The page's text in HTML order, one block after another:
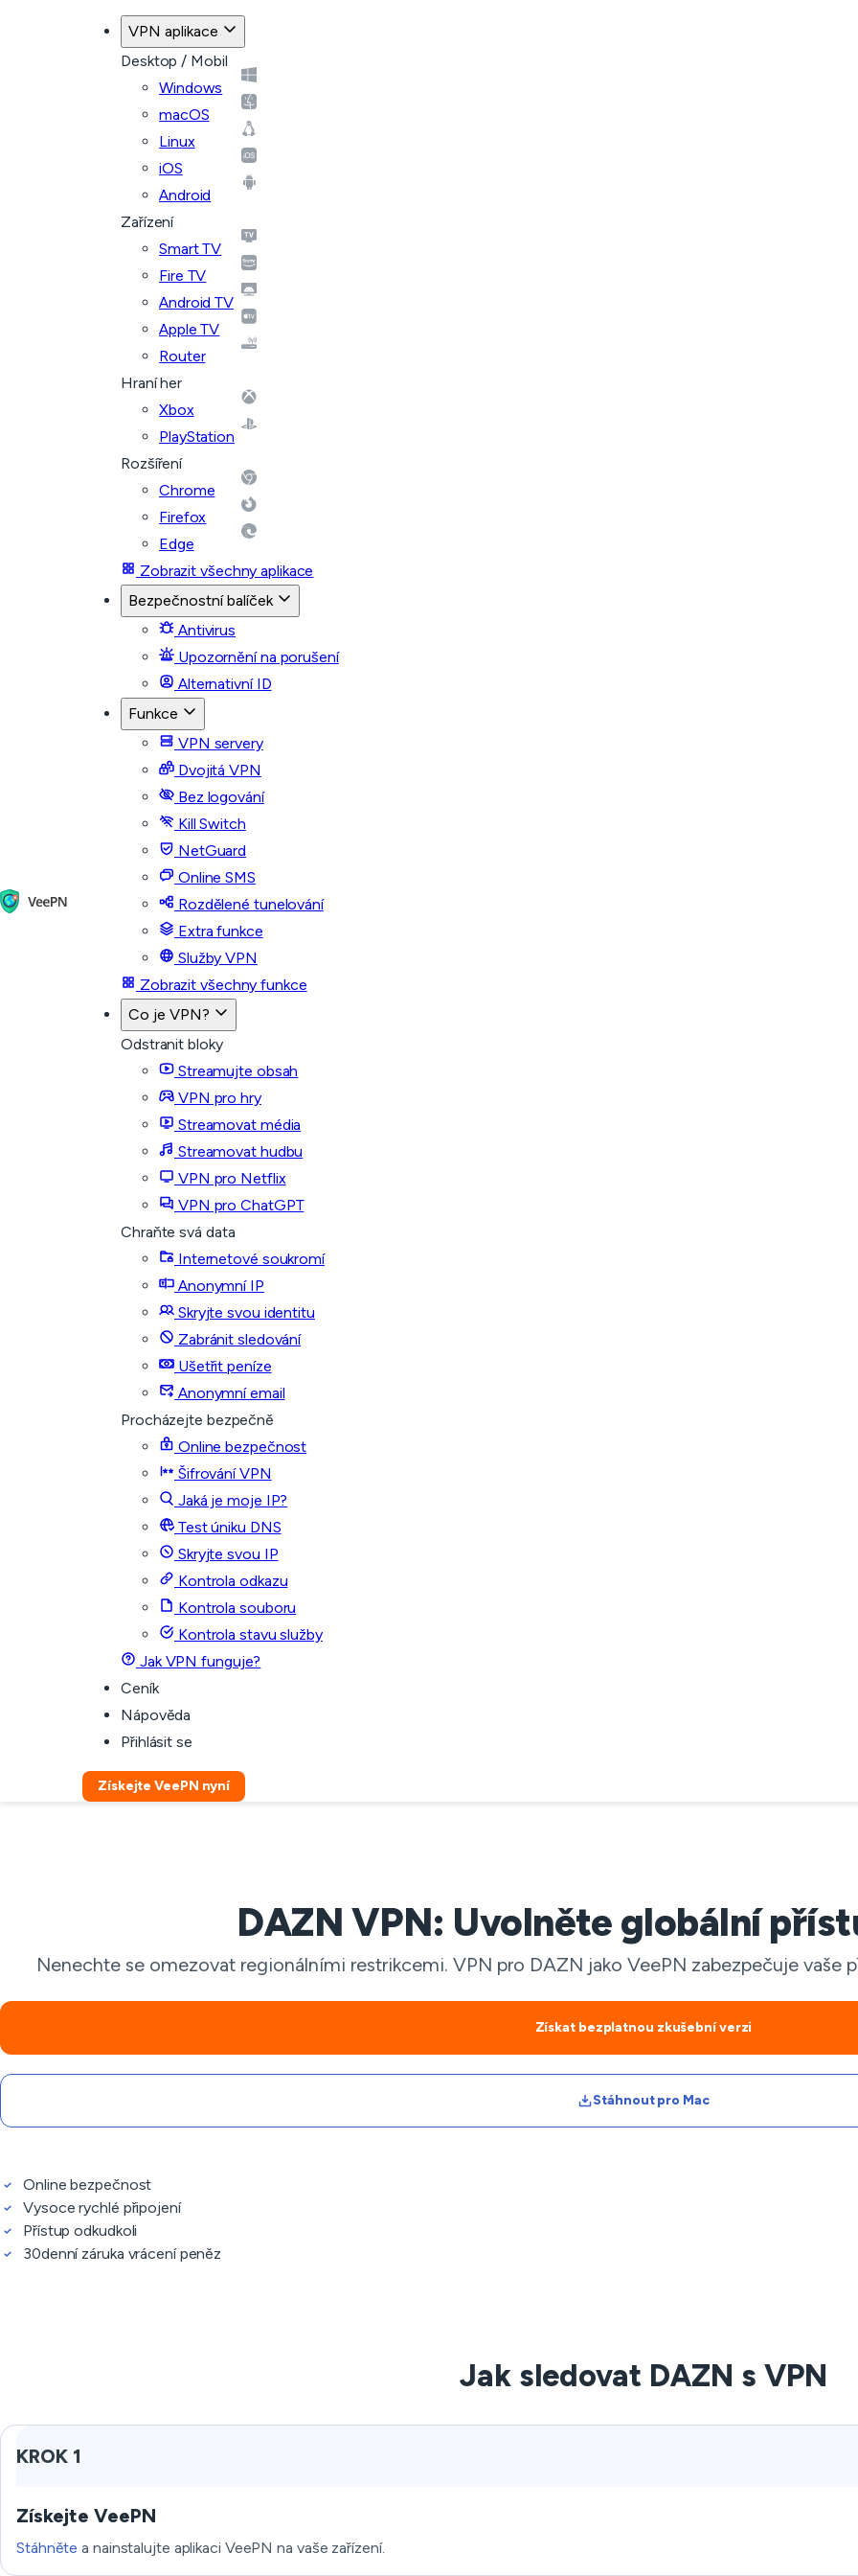
VPN aplikace
Desktop / Mobil
Windows
macOS
Linux
iOS
Android
Zařízení
Smart TV
Fire TV
Android TV
Apple TV
Router
Hraní her
Xbox
PlayStation
Rozšíření
Chrome
Firefox
Edge
Zobrazit všechny aplikace
Bezpečnostní balíček
Antivirus
Upozornění na porušení
Alternativní ID
Funkce
VPN servery
Dvojitá VPN
Bez logování
Kill Switch
NetGuard
Online SMS
Rozdělené tunelování
Extra funkce
Služby VPN
Zobrazit všechny funkce
Co je VPN?
Odstranit bloky
Streamujte obsah
VPN pro hry
Streamovat média
Streamovat hudbu
VPN pro Netflix
VPN pro ChatGPT
Chraňte svá data
Internetové soukromí
Anonymní IP
Skryjte svou identitu
Zabránit sledování
Ušetřit peníze
Anonymní email
Procházejte bezpečně
Online bezpečnost
Šifrování VPN
Jaká je moje IP?
Test úniku DNS
Skryjte svou IP
Kontrola odkazu
Kontrola souboru
Kontrola stavu služby
Jak VPN funguje?
Ceník
Nápověda
Přihlásit se
Získejte VeePN nyní
DAZN VPN: Uvolněte globální
Nenechte se omezovat regionálními restrikcemi. VPN pro DAZN jako VeePN zabezpečuje vaše
Získat bezplatnou zkušební verzi
Stáhnout pro Mac
Online bezpečnost
Vysoce rychlé připojení
Přístup odkudkoli
30denní záruka vrácení peněz
Jak sledovat DAZN s VPN
KROK 1
Získejte VeePN
Stáhněte a nainstalujte aplikaci VeePN na vaše zařízení.